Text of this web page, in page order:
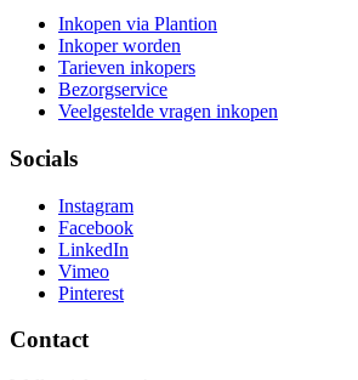
Inkopen via Plantion
Inkoper worden
Tarieven inkopers
Bezorgservice
Veelgestelde vragen inkopen
Socials
Instagram
Facebook
LinkedIn
Vimeo
Pinterest
Contact